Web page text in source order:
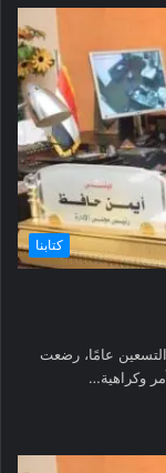
كتابنا
عامًا، رضعت
وكراهية…